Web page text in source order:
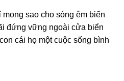
sao cho sóng êm biển
đứng vững ngoài cửa biển
cái họ một cuộc sống bình